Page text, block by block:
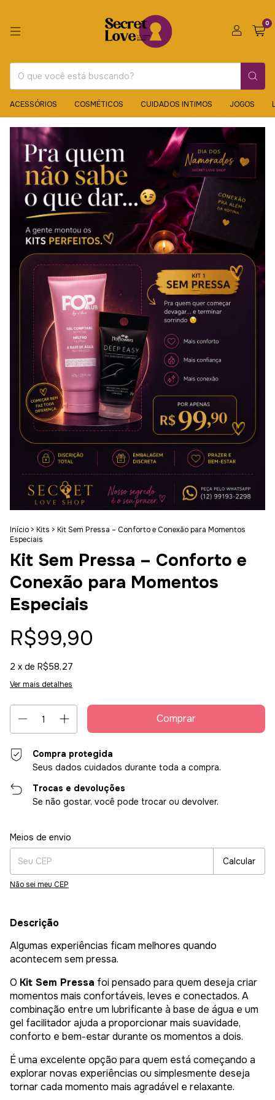
0
ACESSÓRIOS COSMÉTICOS CUIDADOS INTIMOS JOGOS
Início > Kits > Kit Sem Pressa – Conforto e Conexão para Momentos
Especiais
Kit Sem Pressa – Conforto e
Conexão para Momentos
Especiais
R$99,90
2 x de R$58,27
Ver mais detalhes
Compra protegida
Seus dados cuidados durante toda a compra.
Trocas e devoluções
Se não gostar, você pode trocar ou devolver.
Entregas para o CEP:
Meios de envio
Calcular
Não sei meu CEP
Descrição
Algumas experiências ficam melhores quando
acontecem sem pressa.
O Kit Sem Pressa foi pensado para quem deseja criar
momentos mais confortáveis, leves e conectados. A
combinação entre um lubrificante à base de água e um
gel facilitador ajuda a proporcionar mais suavidade,
conforto e bem-estar durante os momentos a dois.
É uma excelente opção para quem está começando a
explorar novas experiências ou simplesmente deseja
tornar cada momento mais agradável e relaxante.